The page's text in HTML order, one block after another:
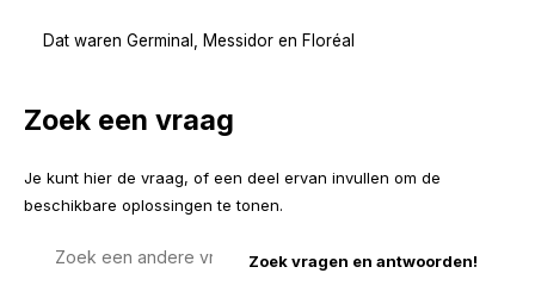
Dat waren Germinal, Messidor en Floréal
Zoek een vraag
Je kunt hier de vraag, of een deel ervan invullen om de
beschikbare oplossingen te tonen.